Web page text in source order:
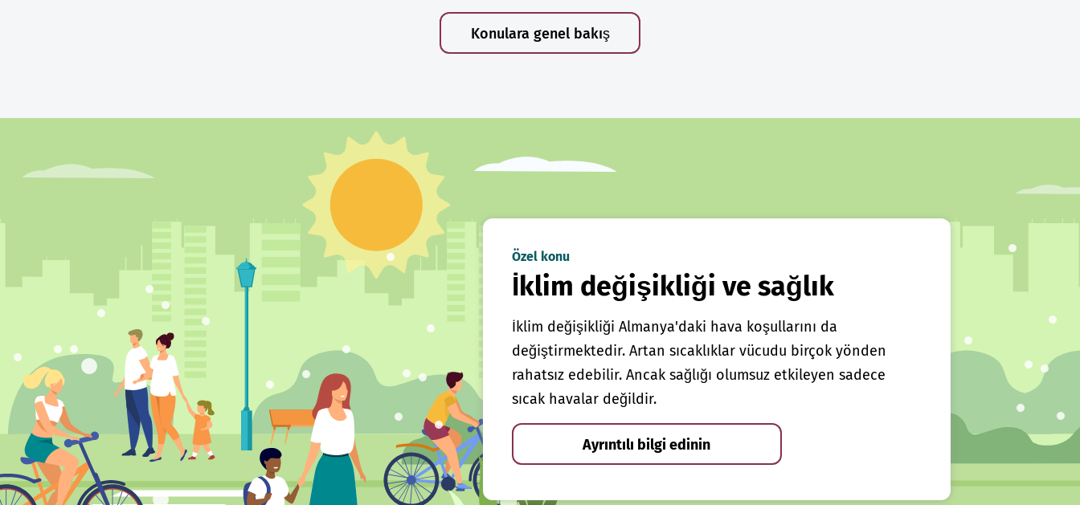
Konulara genel bakış
Özel konu
İklim değişikliği ve sağlık
İklim değişikliği Almanya'daki hava koşullarını da
değiştirmektedir. Artan sıcaklıklar vücudu birçok yönden
rahatsız edebilir. Ancak sağlığı olumsuz etkileyen sadece
sıcak havalar değildir.
Ayrıntılı bilgi edinin